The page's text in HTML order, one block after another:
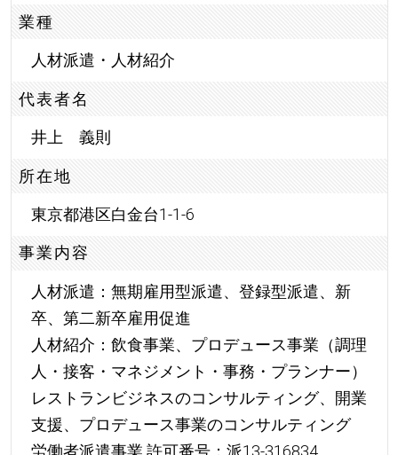
業種
人材派遣・人材紹介
代表者名
井上 義則
所在地
東京都港区白金台1-1-6
事業内容
人材派遣：無期雇用型派遣、登録型派遣、新
卒、第二新卒雇用促進
人材紹介：飲食事業、プロデュース事業（調理
人・接客・マネジメント・事務・プランナー）
レストランビジネスのコンサルティング、開業
支援、プロデュース事業のコンサルティング
労働者派遣事業 許可番号：派13-316834